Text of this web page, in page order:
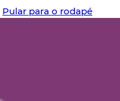
Pular para o rodapé